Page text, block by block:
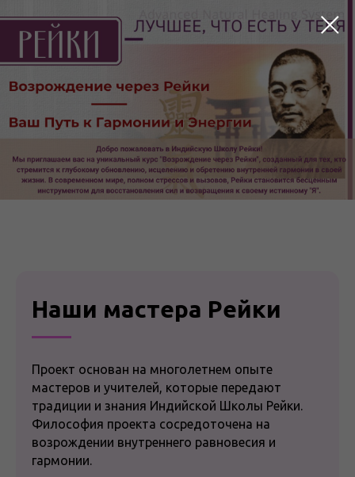
Наши мастера Рейки
Проект основан на многолетнем опыте
мастеров и учителей, которые передают
традиции и знания Индийской Школы Рейки.
Философия проекта сосредоточена на
возрождении внутреннего равновесия и
гармонии.